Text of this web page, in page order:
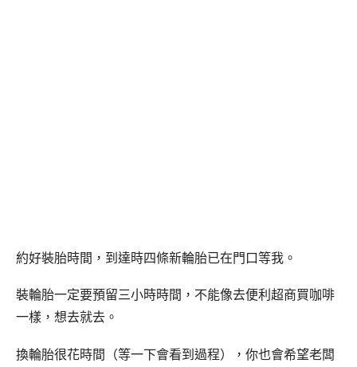
約好裝胎時間，到達時四條新輪胎已在門口等我。
裝輪胎一定要預留三小時時間，不能像去便利超商買咖啡
一樣，想去就去。
換輪胎很花時間（等一下會看到過程），你也會希望老闆